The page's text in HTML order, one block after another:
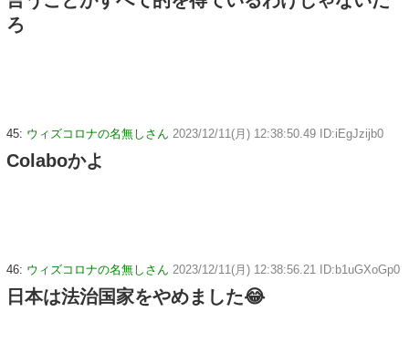
ろ
45: ウィズコロナの名無しさん 2023/12/11(月) 12:38:50.49 ID:iEgJzijb0
Colaboかよ
46: ウィズコロナの名無しさん 2023/12/11(月) 12:38:56.21 ID:b1uGXoGp0
日本は法治国家をやめました😂